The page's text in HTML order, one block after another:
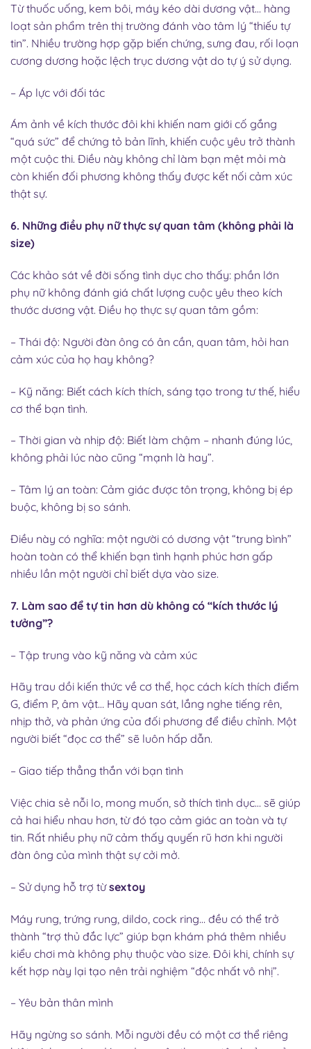
Từ thuốc uống, kem bôi, máy kéo dài dương vật… hàng
loạt sản phẩm trên thị trường đánh vào tâm lý “thiếu tự
tin”. Nhiều trường hợp gặp biến chứng, sưng đau, rối loạn
cương dương hoặc lệch trục dương vật do tự ý sử dụng.
– Áp lực với đối tác
Ám ảnh về kích thước đôi khi khiến nam giới cố gắng
“quá sức” để chứng tỏ bản lĩnh, khiến cuộc yêu trở thành
một cuộc thi. Điều này không chỉ làm bạn mệt mỏi mà
còn khiến đối phương không thấy được kết nối cảm xúc
thật sự.
6. Những điều phụ nữ thực sự quan tâm (không phải là
size)
Các khảo sát về đời sống tình dục cho thấy: phần lớn
phụ nữ không đánh giá chất lượng cuộc yêu theo kích
thước dương vật. Điều họ thực sự quan tâm gồm:
– Thái độ: Người đàn ông có ân cần, quan tâm, hỏi han
cảm xúc của họ hay không?
– Kỹ năng: Biết cách kích thích, sáng tạo trong tư thế, hiểu
cơ thể bạn tình.
– Thời gian và nhịp độ: Biết làm chậm – nhanh đúng lúc,
không phải lúc nào cũng “mạnh là hay”.
– Tâm lý an toàn: Cảm giác được tôn trọng, không bị ép
buộc, không bị so sánh.
Điều này có nghĩa: một người có dương vật “trung bình”
hoàn toàn có thể khiến bạn tình hạnh phúc hơn gấp
nhiều lần một người chỉ biết dựa vào size.
7. Làm sao để tự tin hơn dù không có “kích thước lý
tưởng”?
– Tập trung vào kỹ năng và cảm xúc
Hãy trau dồi kiến thức về cơ thể, học cách kích thích điểm
G, điểm P, âm vật… Hãy quan sát, lắng nghe tiếng rên,
nhịp thở, và phản ứng của đối phương để điều chỉnh. Một
người biết “đọc cơ thể” sẽ luôn hấp dẫn.
– Giao tiếp thẳng thắn với bạn tình
Việc chia sẻ nỗi lo, mong muốn, sở thích tình dục… sẽ giúp
cả hai hiểu nhau hơn, từ đó tạo cảm giác an toàn và tự
tin. Rất nhiều phụ nữ cảm thấy quyến rũ hơn khi người
đàn ông của mình thật sự cởi mở.
– Sử dụng hỗ trợ từsextoy
Máy rung, trứng rung, dildo, cock ring… đều có thể trở
thành “trợ thủ đắc lực” giúp bạn khám phá thêm nhiều
kiểu chơi mà không phụ thuộc vào size. Đôi khi, chính sự
kết hợp này lại tạo nên trải nghiệm “độc nhất vô nhị”.
– Yêu bản thân mình
Hãy ngừng so sánh. Mỗi người đều có một cơ thể riêng